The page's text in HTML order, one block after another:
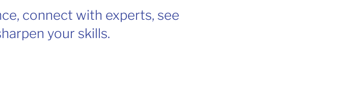
connect with experts, see
your skills.